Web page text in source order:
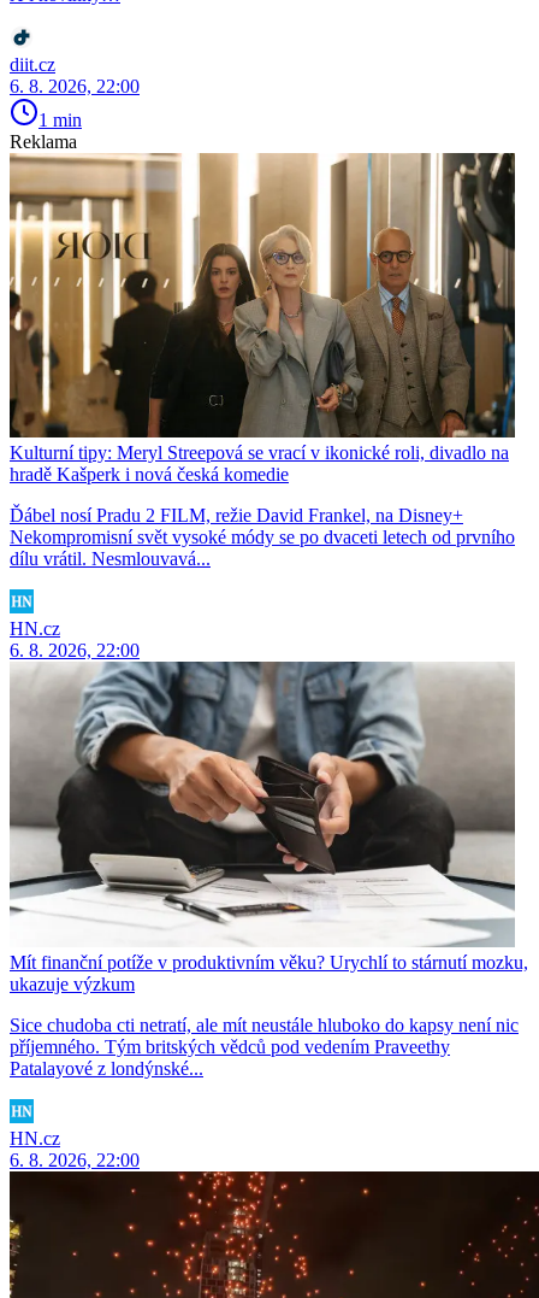
diit.cz
6. 8. 2026, 22:00
1 min
Reklama
Kulturní tipy: Meryl Streepová se vrací v ikonické roli, divadlo na
hradě Kašperk i nová česká komedie
Ďábel nosí Pradu 2 FILM, režie David Frankel, na Disney+
Nekompromisní svět vysoké módy se po dvaceti letech od prvního
dílu vrátil. Nesmlouvavá...
HN.cz
6. 8. 2026, 22:00
Mít finanční potíže v produktivním věku? Urychlí to stárnutí mozku,
ukazuje výzkum
Sice chudoba cti netratí, ale mít neustále hluboko do kapsy není nic
příjemného. Tým britských vědců pod vedením Praveethy
Patalayové z londýnské...
HN.cz
6. 8. 2026, 22:00